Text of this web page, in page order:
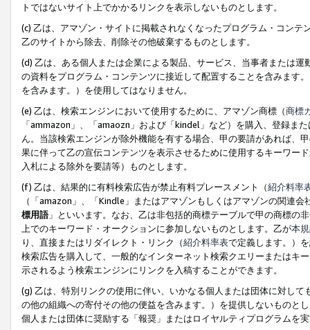
トではないサイト上でかかるリンクを表示しないものとします。
(c) 乙は、アマゾン・サイトに掲載されなくなったプログラム・コン
乙のサイトから除去、削除その他破棄するものとします。
(d) 乙は、ある個人または企業による製品、サービス、当事者または
の資料をプログラム・コンテンツに接近して配置することを含みます
を含みます。）を使用してはなりません。
(e) 乙は、検索エンジンにおいて使用するために、アマゾン商標（商標
「ammazon」、「amaozn」および「kindel」など）を購入、登録ま
ん。当該検索エンジンが除外機能を有する場合、甲の要請があれば、
果に伴って乙の宣伝コンテンツを表示させるために使用するキーワー
入札による除外を要請等）ものとします。
(f) 乙は、結果的に有料検索広告が禁止有料プレースメント（紹介料率
（「amazon」、「Kindle」またはアマゾンもしくはアマゾンの関連
標用語」といいます。なお、乙は非包括的商標テーブルで甲の商標の
上でのキーワード・オークションに参加しないものとします。乙が本
り、直接またはリダイレクト・リンク（紹介料率表で定義します。）
検索広告を購入して、一般的なインターネット検索クエリーまたはキ
示されるよう検索エンジンにリンクを入稿することができます。
(g) 乙は、特別リンクの使用に伴い、いかなる個人または団体に対し
の他の組織への寄付その他の便益を含みます。）を提供しないものと
個人または団体に奨励する「報奨」またはロイヤルティプログラムを